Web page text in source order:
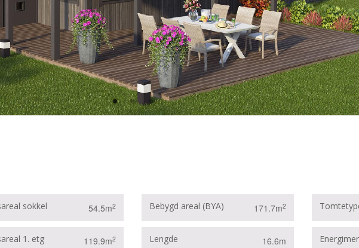
sokkel 54.5m2
1. etg 119.9m2
Bebygd areal (BYA) 171.7m2
Lengde 16.6m